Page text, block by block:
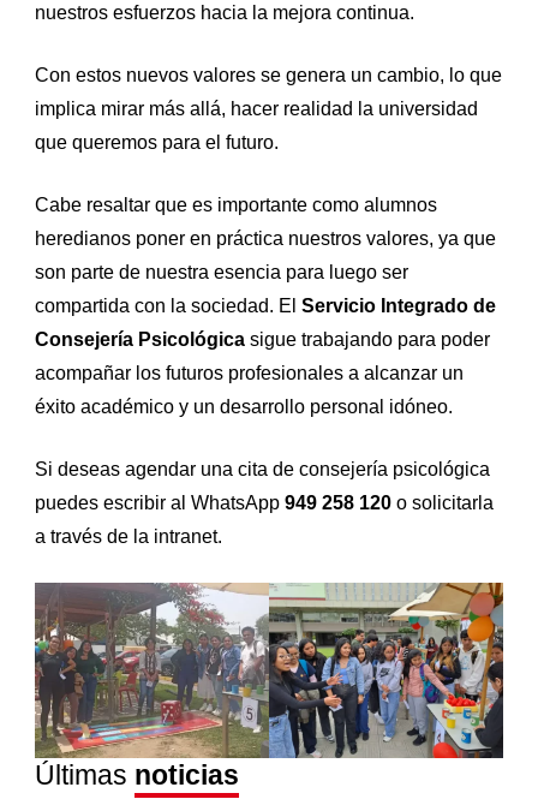
nuestros esfuerzos hacia la mejora continua.
Con estos nuevos valores se genera un cambio, lo que
implica mirar más allá, hacer realidad la universidad
que queremos para el futuro.
Cabe resaltar que es importante como alumnos
heredianos poner en práctica nuestros valores, ya que
son parte de nuestra esencia para luego ser
compartida con la sociedad. ElServicio Integrado de
Consejería Psicológica sigue trabajando para poder
acompañar los futuros profesionales a alcanzar un
éxito académico y un desarrollo personal idóneo.
Si deseas agendar una cita de consejería psicológica
puedes escribir al WhatsApp949 258 120 o solicitarla
a través de la intranet.
Últimas noticias